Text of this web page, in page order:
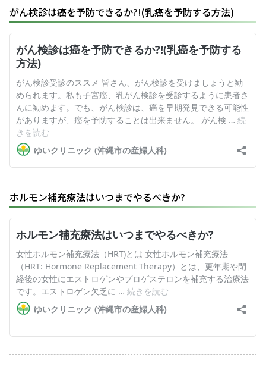
がん検診は癌を予防できるか?!(乳癌を予防する方法)
ホルモン補充療法はいつまでやるべきか?